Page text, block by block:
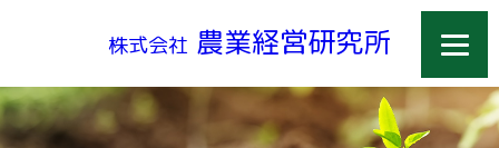
株式会社 農業経営研究所